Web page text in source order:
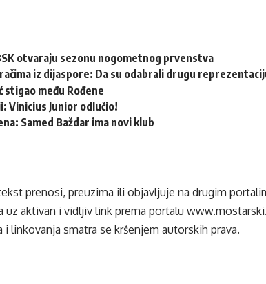
otvaraju sezonu nogometnog prvenstva
iz dijaspore: Da su odabrali drugu
stigao među Rođene
Vinicius Junior odlučio!
Samed Baždar ima novi klub
prenosi, preuzima ili objavljuje na drugim
uz aktivan i vidljiv link prema portalu
i linkovanja smatra se kršenjem autorskih prava.